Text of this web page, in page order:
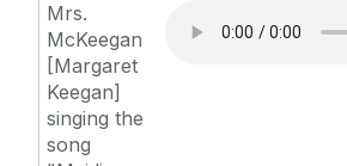
Mrs.
McKeegan
[Margaret
Keegan]
singing the
song